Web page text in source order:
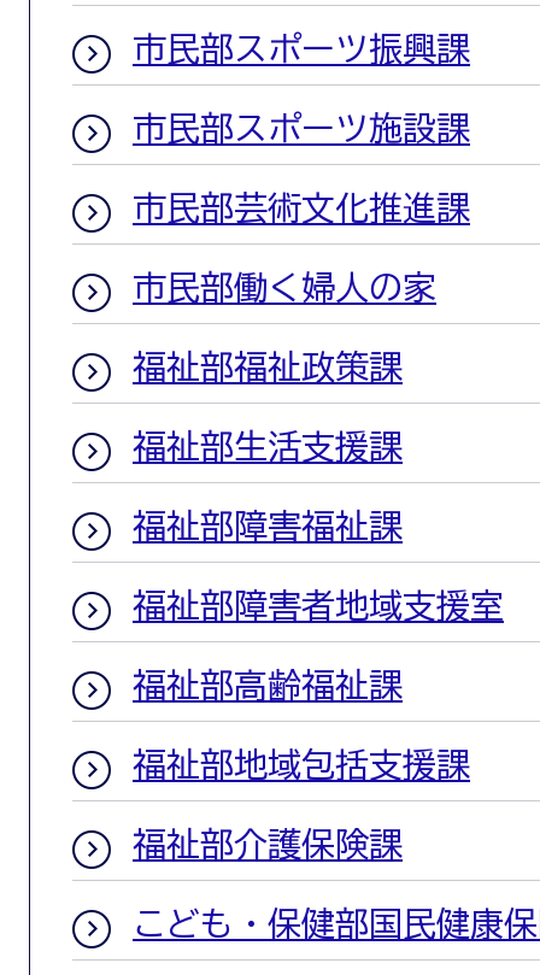
市民部スポーツ振興課
市民部スポーツ施設課
市民部芸術文化推進課
市民部働く婦人の家
福祉部福祉政策課
福祉部生活支援課
福祉部障害福祉課
福祉部障害者地域支援室
福祉部高齢福祉課
福祉部地域包括支援課
福祉部介護保険課
こども・保健部国民健康